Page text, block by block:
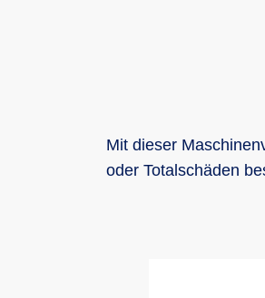
Mit dieser
oder Totalschäden